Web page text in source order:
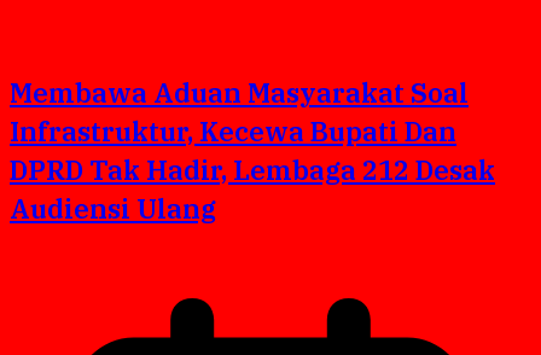
Membawa Aduan Masyarakat Soal
Infrastruktur, Kecewa Bupati Dan
DPRD Tak Hadir, Lembaga 212 Desak
Audiensi Ulang